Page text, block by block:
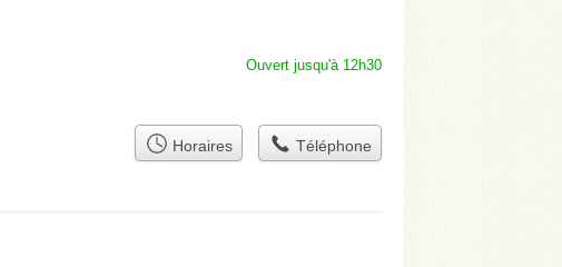
Ouvert jusqu'à 12h30
Horaires Téléphone